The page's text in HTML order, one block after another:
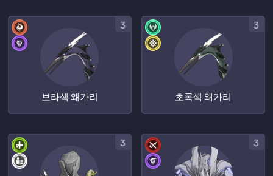
보라색 왜가리
3
초록색 왜가리
3
3 3